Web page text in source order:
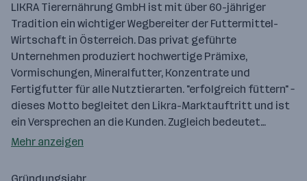
LIKRA Tierernährung GmbH ist mit über 60-jähriger
Tradition ein wichtiger Wegbereiter der Futtermittel-
Wirtschaft in Österreich. Das privat geführte
Unternehmen produziert hochwertige Prämixe,
Vormischungen, Mineralfutter, Konzentrate und
Fertigfutter für alle Nutztierarten. "erfolgreich füttern" –
dieses Motto begleitet den Likra-Marktauftritt und ist
ein Versprechen an die Kunden. Zugleich bedeutet…
Mehr anzeigen